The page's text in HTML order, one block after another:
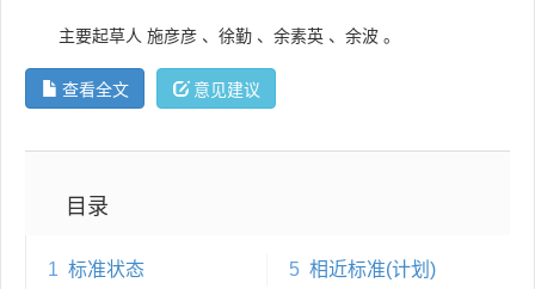
主要起草人 施彦彦 、 徐勤 、 余素英 、 余波 。
查看全文 意见建议
目录
1 标准状态
5 相近标准(计划)